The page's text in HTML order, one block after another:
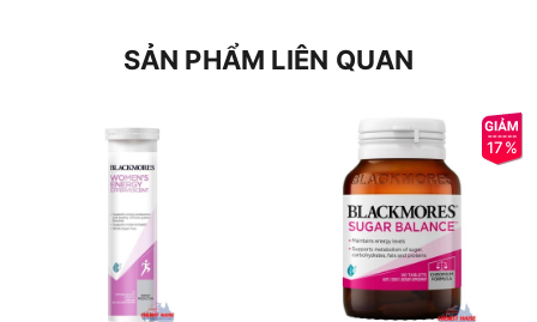
SẢN PHẨM LIÊN QUAN
17%